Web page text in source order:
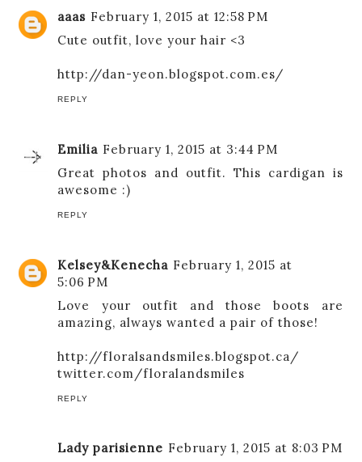
aaas February 1, 2015 at 12:58 PM
Cute outfit, love your hair <3
http://dan-yeon.blogspot.com.es/
REPLY
Emilia February 1, 2015 at 3:44 PM
Great photos and outfit. This cardigan is
awesome :)
REPLY
Kelsey&Kenecha February 1, 2015 at
5:06 PM
Love your outfit and those boots are
amazing, always wanted a pair of those!
http://floralsandsmiles.blogspot.ca/
twitter.com/floralandsmiles
REPLY
Lady parisienne February 1, 2015 at 8:03 PM